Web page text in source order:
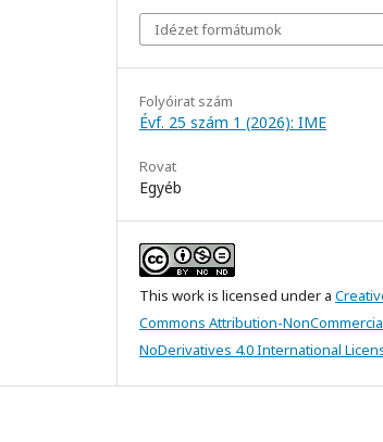
Idézet formátumok
Folyóirat szám
Évf. 25 szám 1 (2026): IME
Rovat
Egyéb
This work is licensed under a
Commons Attribution-
NoDerivatives 4.0 International